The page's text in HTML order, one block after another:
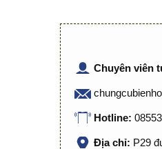
Chuyên viên
Hotline:
Địa chỉ: P29